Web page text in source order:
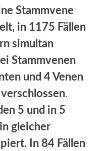
Stammvene
in 1175 Fällen
simultan
Stammvenen
und 4 Venen
.
5 und in 5
gleicher
In 84 Fällen